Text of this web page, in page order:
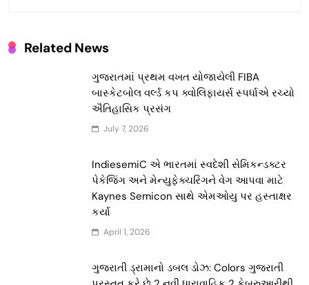
Related News
ગુજરાતમાં પ્રથમ વખત યોજાયેલી FIBA
બાસ્કેટબોલ વર્લ્ડ કપ ક્વોલિફાયર્સ સ્પર્ધાએ રચ્યો
ઐતિહાસિક પ્રસંગ
July 7, 2026
IndiesemiC એ ભારતમાં સ્વદેશી સેમિકન્ડક્ટર
પેકેજિંગ અને મેન્યુફેક્ચરિંગને વેગ આપવા માટે
Kaynes Semicon સાથે એમઓયુ પર હસ્તાક્ષર
કર્યા
April 1, 2026
ગુજરાતી ડ્રામાનો ડબલ ડોઝ: Colors ગુજરાતી